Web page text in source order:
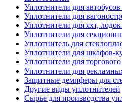
Уплотнители для
Уплотнители для
Уплотнители для яхт,
Уплотнители для
Уплотнитель для
Уплотнители для шкафов-
Уплотнители для
Уплотнители для
Защитные демпферы для
Другие виды уплотнителей
Сырье для производства